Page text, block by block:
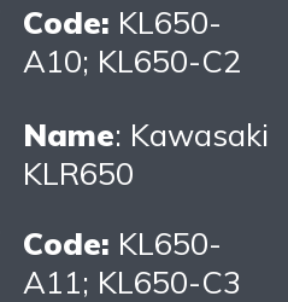
Code: KL650-
A10; KL650-C2
Name: Kawasaki
KLR650
Code: KL650-
A11; KL650-C3